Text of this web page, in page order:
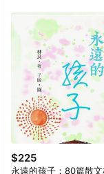
點數回饋或點數回饋
$225
永遠的孩子：80篇散